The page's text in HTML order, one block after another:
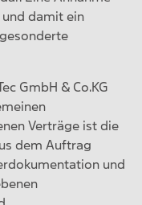
und damit ein
GmbH & Co.KG
Verträge ist die
dem Auftrag
und